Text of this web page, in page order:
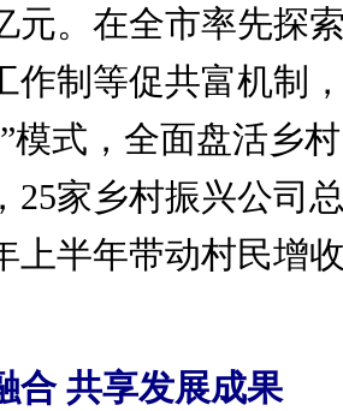
元。在全市率先探
作制等促共富机制
模式，全面盘活乡
25家乡村振兴公司
上半年带动村民增
合 共享发展成果